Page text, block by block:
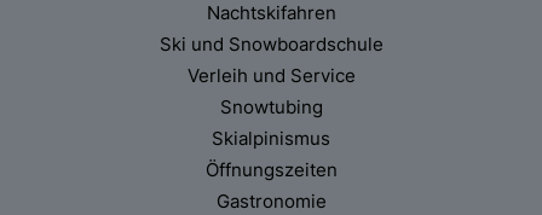
Nachtskifahren
Ski und Snowboardschule
Verleih und Service
Snowtubing
Skialpinismus
Öffnungszeiten
Gastronomie